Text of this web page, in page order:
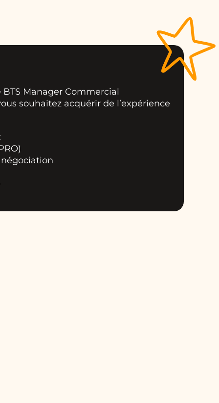
Manager Commercial
souhaitez acquérir de l’expérience
négociation